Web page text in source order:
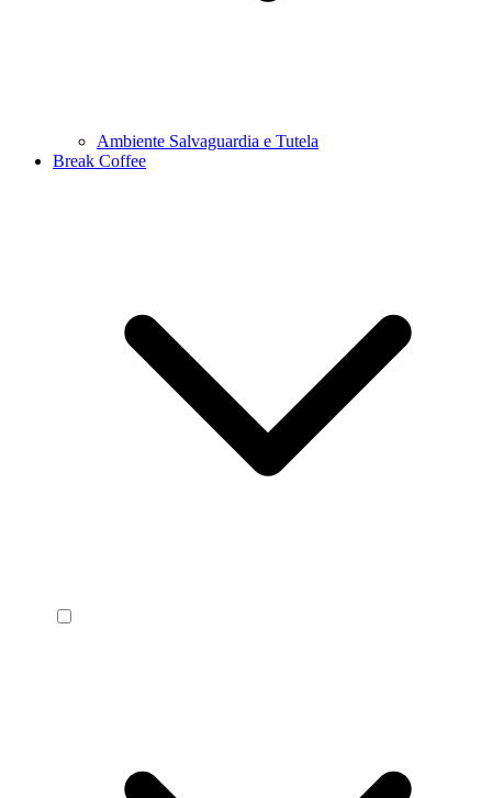
Ambiente Salvaguardia e Tutela
Break Coffee